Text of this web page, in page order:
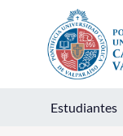
Click acá para ir
Estudiantes